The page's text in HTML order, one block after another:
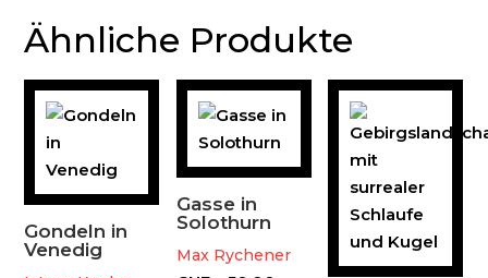
Ähnliche Produkte
Gondeln in
Venedig
Gasse in
Solothurn
Max Rychener